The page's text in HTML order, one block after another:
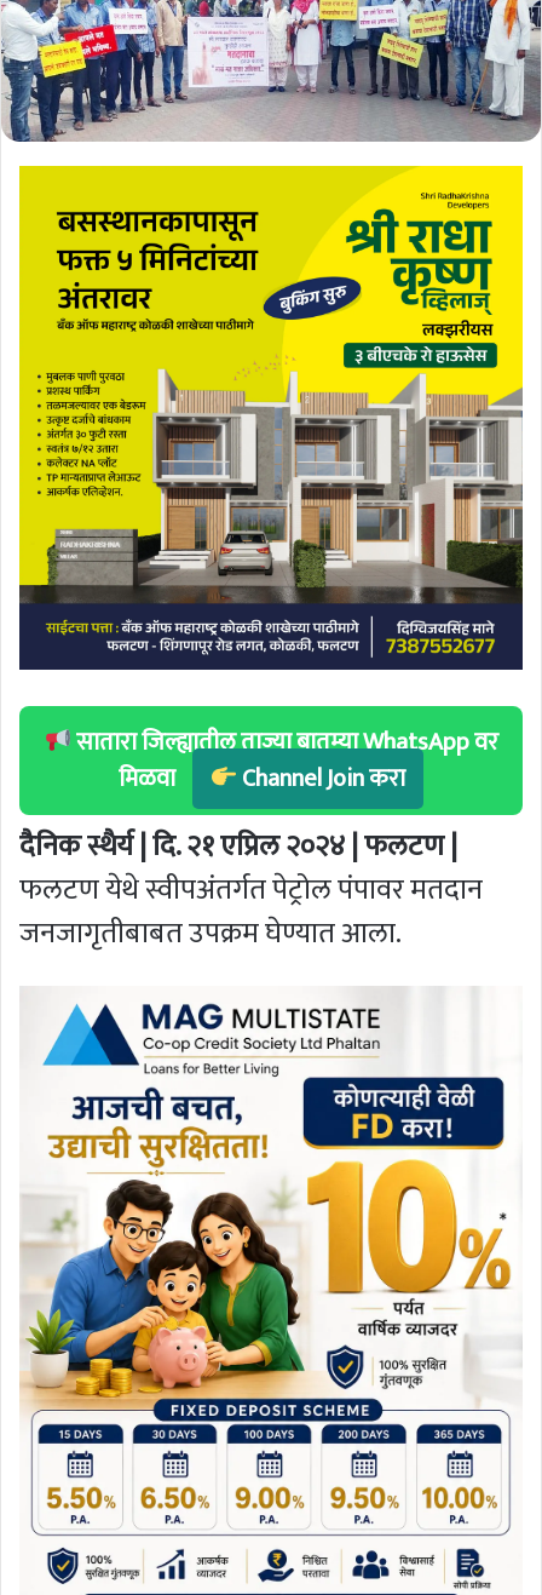
सातारा जिल्ह्यातील ताज्या बातम्या WhatsApp वर
मिळवा
Channel Join करा
दैनिक स्थैर्य | दि. २१ एप्रिल २०२४ | फलटण |
फलटण येथे स्वीपअंतर्गत पेट्रोल पंपावर मतदान
जनजागृतीबाबत उपक्रम घेण्यात आला.